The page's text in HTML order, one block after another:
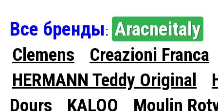
Все бренды: Aracneitaly
Clemens
Creazioni Franca
HERMANN Teddy Original
Dours
KALOO
Moulin